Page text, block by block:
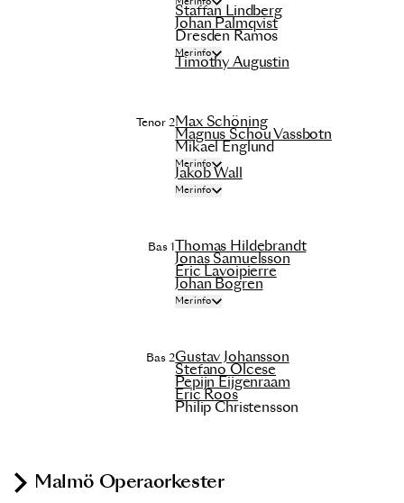
Staffan Lindberg
Johan Palmqvist
Dresden Ramos
Mer info
Timothy Augustin
Tenor 2Max Schöning
Magnus Schou Vassbotn
Mikael Englund
Mer info
Jakob Wall
Mer info
Bas 1
Thomas Hildebrandt
Jonas Samuelsson
Eric Lavoipierre
Johan Bogren
Mer info
Bas 2Gustav Johansson
Stefano Olcese
Pepijn Eijgenraam
Eric Roos
Philip Christensson
Malmö Operaorkester